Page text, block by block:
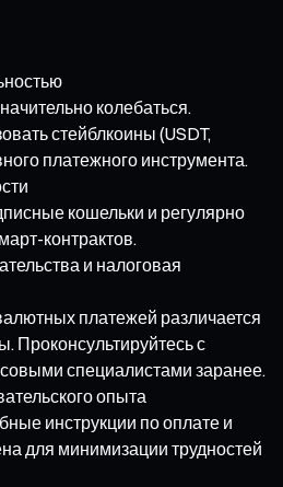
колебаться.
стейблкоины (USDT,
платежного инструмента.
кошельки и регулярно
контрактов.
и налоговая
платежей различается
Проконсультируйтесь с
специалистами заранее.
опыта
инструкции по оплате и
для минимизации трудностей